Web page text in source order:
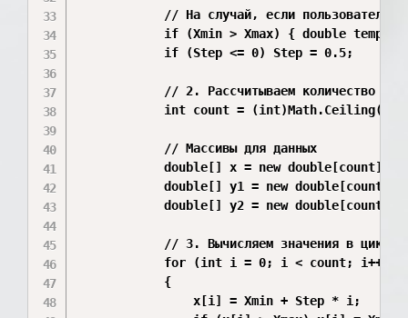
// На случай, если пользователь
if (Xmin > Xmax) { double temp =
            if (Step <= 0) Step = 0.5;
// 2. Рассчитываем количество
int count =
            // Массивы для данных
            double[] x = new double[count];
            double[] y1 = new double[count];
            double[] y2 = new double[count];
            // 3. Вычисляем значения в цикле
            for (int i = 0; i < count; i++)
            {
                x[i] = Xmin + Step * i;